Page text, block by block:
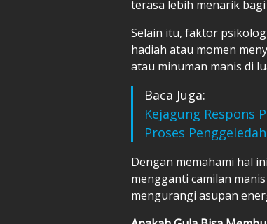
terasa lebih menarik bagi
Selain itu, faktor
hadiah atau momen
atau minuman manis di
Baca Juga:
Kejagung Respons
Proses
Dengan memahami hal
mengganti camilan
mengurangi asupan